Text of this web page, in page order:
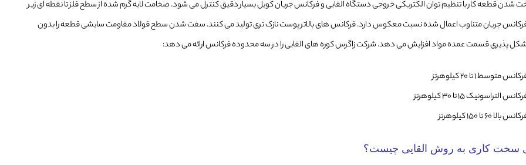
قطعه کار با تنظیم توان الکتریکی خروجی دستگاه القایی و فرکانس جریان کویل بسیار دقیق کنترل می شود. ضخامت لایه گرم شده از سطح فلز تا نقطه ای زیر
جریان متناوب اعمال شده نسبت معکوس دارد. فرکانس های بالاتر پوست نازک تری تولید می کنند. سفت شدن سطح فولاد مقاومت سایشی قطعه را بدون
پذیری قسمت عمده مواد افزایش می دهد. شرکت زاگرس کوره های القایی را در سه محدوده فرکانس ارائه می دهد:
متوسط 1 تا 20 کیلوهرتز
التراسونیک 15 تا 30 کیلوهرتز
بالا 60 تا 150 کیلوهرتز
سخت کاری به روش القایی چیست؟